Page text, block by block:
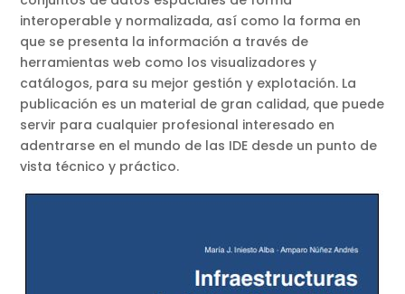
interoperable y normalizada, así como la forma en
que se presenta la información a través de
herramientas web como los visualizadores y
catálogos, para su mejor gestión y explotación. La
publicación es un material de gran calidad, que puede
servir para cualquier profesional interesado en
adentrarse en el mundo de las IDE desde un punto de
vista técnico y práctico.